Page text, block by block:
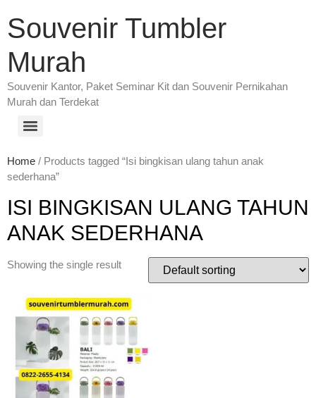
Souvenir Tumbler
Murah
Souvenir Kantor, Paket Seminar Kit dan Souvenir Pernikahan
Murah dan Terdekat
Home / Products tagged “Isi bingkisan ulang tahun anak
sederhana”
ISI BINGKISAN ULANG TAHUN
ANAK SEDERHANA
Showing the single result